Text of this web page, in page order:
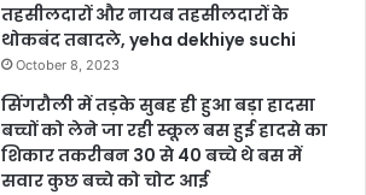
तहसीलदारों और नायब तहसीलदारों के
थोकबंद तबादले, yeha dekhiye suchi
October 8, 2023
सिंगरौली में तड़के सुबह ही हुआ बड़ा हादसा
बच्चों को लेने जा रही स्कूल बस हुई हादसे का
शिकार तकरीबन 30 से 40 बच्चे थे बस में
सवार कुछ बच्चे को चोट आई